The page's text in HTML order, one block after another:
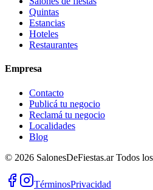
Quintas
Estancias
Hoteles
Restaurantes
Empresa
Contacto
Publicá tu negocio
Reclamá tu negocio
Localidades
Blog
© 2026 SalonesDeFiestas.arTodos
TérminosPrivacidad